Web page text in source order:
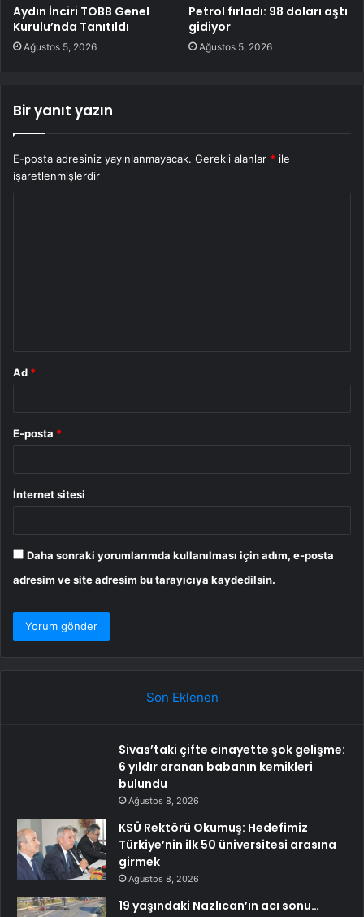
Aydın İnciri TOBB Genel
Kurulu’nda Tanıtıldı
Ağustos 5, 2026
Petrol fırladı: 98 doları aştı
gidiyor
Ağustos 5, 2026
Bir yanıt yazın
E-posta adresiniz yayınlanmayacak. Gerekli alanlar * ile
işaretlenmişlerdir
Ad *
E-posta *
İnternet sitesi
Daha sonraki yorumlarımda kullanılması için adım, e-posta
adresim ve site adresim bu tarayıcıya kaydedilsin.
Son Eklenen
Sivas’taki çifte cinayette şok gelişme:
6 yıldır aranan babanın kemikleri
bulundu
Ağustos 8, 2026
KSÜ Rektörü Okumuş: Hedefimiz
Türkiye’nin ilk 50 üniversitesi arasına
girmek
Ağustos 8, 2026
19 yaşındaki Nazlıcan’ın acı sonu…